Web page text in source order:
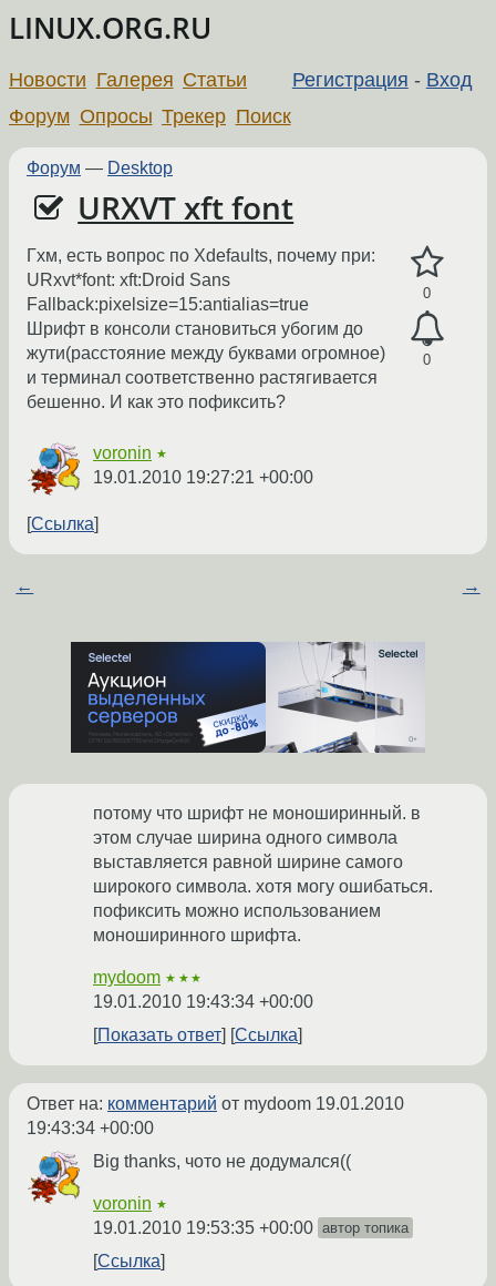
LINUX.ORG.RU
Регистрация - Вход
Новости Галерея Статьи
Форум Опросы Трекер Поиск
Форум — Desktop
URXVT xft font
0
0
Гхм, есть вопрос по Xdefaults, почему при:
URxvt*font: xft:Droid Sans
Fallback:pixelsize=15:antialias=true
Шрифт в консоли становиться убогим до
жути(расстояние между буквами огромное)
и терминал соответственно растягивается
бешенно. И как это пофиксить?
voronin ★
19.01.2010 19:27:21 +00:00
Ссылка
← →
потому что шрифт не моноширинный. в
этом случае ширина одного символа
выставляется равной ширине самого
широкого символа. хотя могу ошибаться.
пофиксить можно использованием
моноширинного шрифта.
mydoom ★★★
19.01.2010 19:43:34 +00:00
Показать ответ
Ссылка
Ответ на: комментарий от mydoom 19.01.2010
19:43:34 +00:00
Big thanks, чото не додумался((
voronin ★
19.01.2010 19:53:35 +00:00 автор топика
Ссылка